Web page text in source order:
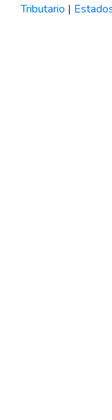
Tributario |